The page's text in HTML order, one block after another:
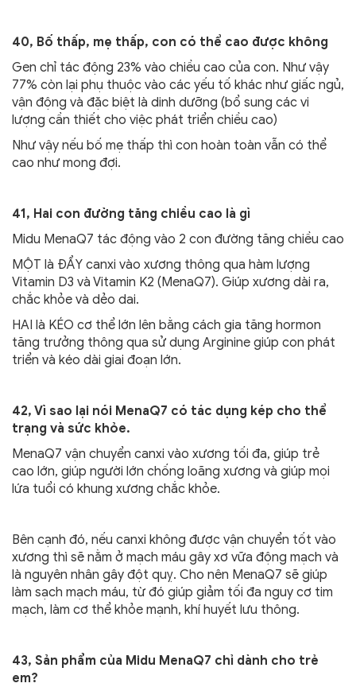
40, Bố thấp, mẹ thấp, con có thể cao được không
Gen chỉ tác động 23% vào chiều cao của con. Như vậy
77% còn lại phụ thuộc vào các yếu tố khác như giấc ngủ,
vận động và đặc biệt là dinh dưỡng (bổ sung các vi
lượng cần thiết cho việc phát triển chiều cao)
Như vậy nếu bố mẹ thấp thì con hoàn toàn vẫn có thể
cao như mong đợi.
41, Hai con đường tăng chiều cao là gì
Midu MenaQ7 tác động vào 2 con đường tăng chiều cao
MỘT là ĐẨY canxi vào xương thông qua hàm lượng
Vitamin D3 và Vitamin K2 (MenaQ7). Giúp xương dài ra,
chắc khỏe và dẻo dai.
HAI là KÉO cơ thể lớn lên bằng cách gia tăng hormon
tăng trưởng thông qua sử dụng Arginine giúp con phát
triển và kéo dài giai đoạn lớn.
42, Vì sao lại nói MenaQ7 có tác dụng kép cho thể
trạng và sức khỏe.
MenaQ7 vận chuyển canxi vào xương tối đa, giúp trẻ
cao lớn, giúp người lớn chống loãng xương và giúp mọi
lứa tuổi có khung xương chắc khỏe.
Bên cạnh đó, nếu canxi không được vận chuyển tốt vào
xương thì sẽ nằm ở mạch máu gây xơ vữa động mạch và
là nguyên nhân gây đột quỵ. Cho nên MenaQ7 sẽ giúp
làm sạch mạch máu, từ đó giúp giảm tối đa nguy cơ tim
mạch, làm cơ thể khỏe mạnh, khí huyết lưu thông.
43, Sản phẩm của Midu MenaQ7 chỉ dành cho trẻ
em?